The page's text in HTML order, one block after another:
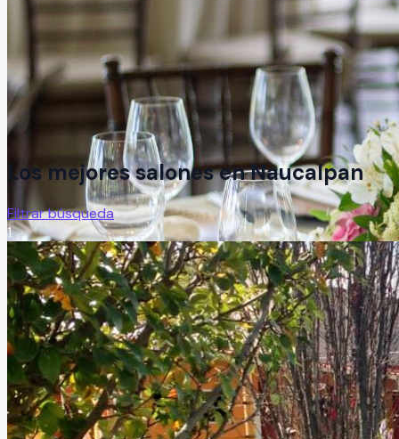
Los mejores salones enNaucalpan
Filtrar búsqueda
1